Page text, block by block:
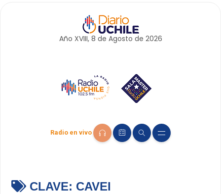
Año XVIII, 8 de Agosto de 2026
Radio en vivo
CLAVE: CAVEI